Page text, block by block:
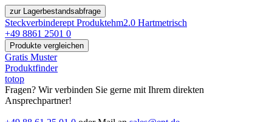
zur Lagerbestandsabfrage
Steckverbinderept Produktehm2.0 Hartmetrisch
+49 8861 2501 0
Produkte vergleichen
Gratis Muster
Produktfinder
totop
Fragen? Wir verbinden Sie gerne mit Ihrem direkten
Ansprechpartner!